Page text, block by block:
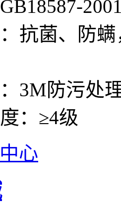
抗菌、防
3M防污处
：≥4级
心